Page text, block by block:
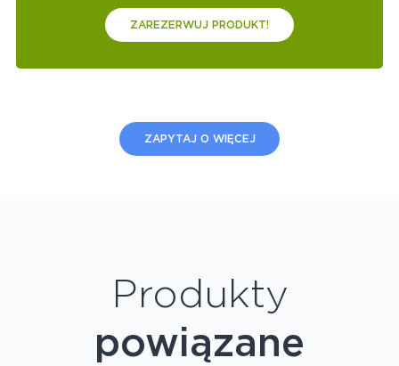
ZAREZERWUJ PRODUKT!
ZAPYTAJ O WIĘCEJ
Produkty
powiązane